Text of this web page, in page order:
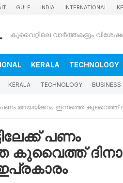
GULF INDIA INTERNATIONAL
KERALA TECHNOLOGY
KERALA TECHNOLOGY BUSINESS
ഇന്നത്തെ കുവൈത്ത് ദിനാർ – രൂപ വിനിമയ നിരക്ക്
പണം
കുവൈത്ത്